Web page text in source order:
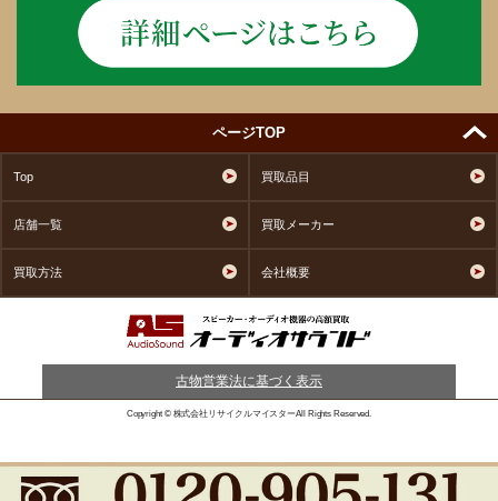
ページTOP
Top 買取品目
店舗一覧 買取メーカー
買取方法 会社概要
古物営業法に基づく表示
Copyright © 株式会社リサイクルマイスターAll Rights Reserved.